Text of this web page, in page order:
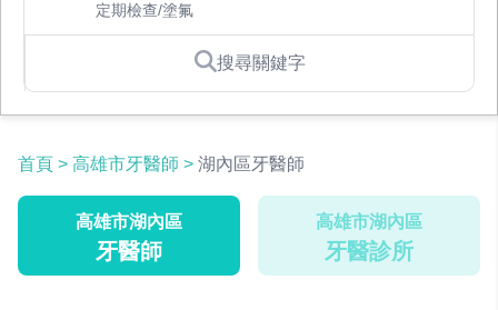
定期檢查/塗氟
搜尋關鍵字
首頁 > 高雄市牙醫師 > 湖內區牙醫師
高雄市湖內區
牙醫師
高雄市湖內區
牙醫診所